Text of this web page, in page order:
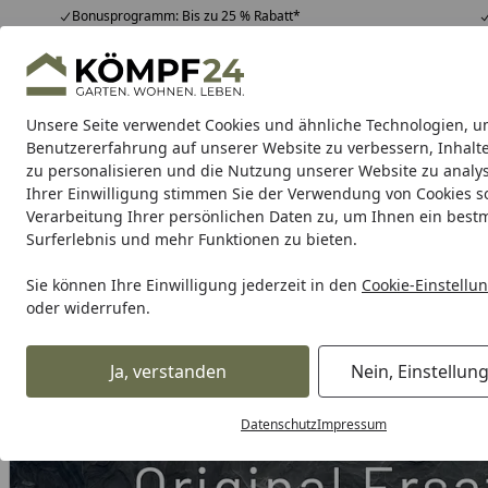
Unsere Seite verwendet Cookies und ähnliche Technologien,
Benutzererfahrung auf unserer Website zu verbessern,
zu personalisieren und die Nutzung unserer Website zu
Ihrer Einwilligung stimmen Sie der Verwendung von Cookies
Verarbeitung Ihrer persönlichen Daten zu, um Ihnen ein
Surferlebnis und mehr Funktionen zu bieten.
Sie können Ihre Einwilligung jederzeit in den Cookie-
oder widerrufen.
Ja, verstanden Nein,
DatenschutzImpressum
Bonusprogramm: Bis zu 25 % Rabatt*
Hotline07051 / 9 22 22
Mo-Fr. 8-16 Uhr 25.982 Bewertungen
Alle Produkte
Alle ProdukteHighlights Tipps & Tricks
Grill Gasgrill Holzkohlegrill Elektrogrill
Karibu Pools inkl.
Dein Traumpool im Sorglos-
Weber Ersatzteil LID ASSY GENESIS 315 BLK 315 BB